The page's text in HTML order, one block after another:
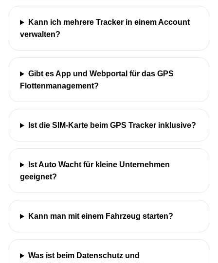
Kann ich mehrere Tracker in einem Account
verwalten?
Gibt es App und Webportal für das GPS
Flottenmanagement?
Ist die SIM-Karte beim GPS Tracker inklusive?
Ist Auto Wacht für kleine Unternehmen
geeignet?
Kann man mit einem Fahrzeug starten?
Was ist beim Datenschutz und